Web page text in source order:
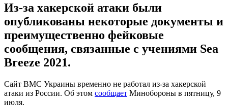
Из-за хакерской атаки были
опубликованы некоторые документы и
преимущественно фейковые
сообщения, связанные с учениями Sea
Breeze 2021.
Сайт ВМС Украины временно не работал из-за хакерской
атаки из России. Об этом сообщает Минобороны в пятницу, 9
июля.